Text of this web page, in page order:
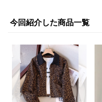
今回紹介した商品一覧